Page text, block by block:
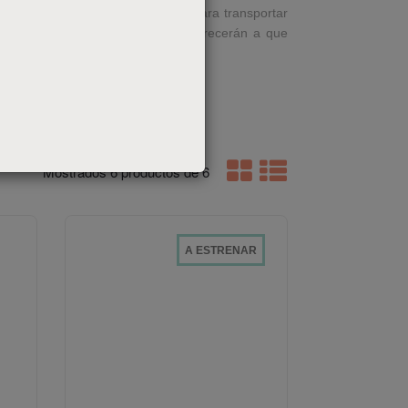
de líquidos son muy útiles para transportar
de viajes entre otros te favorecerán a que
Mostrar
en
Mostrar
en
Mostrados 6 productos de 6
A ESTRENAR